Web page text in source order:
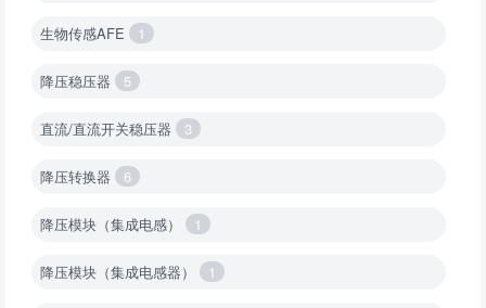
生物传感AFE 1
降压稳压器 5
直流/直流开关稳压器 3
降压转换器 6
降压模块（集成电感） 1
降压模块（集成电感器） 1